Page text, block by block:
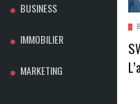
BUSINESS
IMMOBILIER
MARKETING